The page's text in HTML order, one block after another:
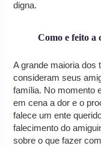
digna.
Como e feito a
A grande maioria dos
consideram seus
família. No momento
em cena a dor e o
falece um ente
falecimento do
sobre o que fazer